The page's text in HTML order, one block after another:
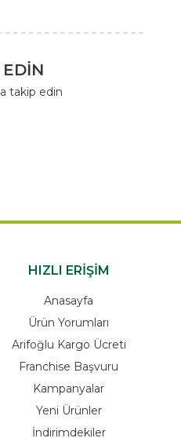
takip edin
HIZLI ERİŞİM
Anasayfa
Ürün Yorumları
Arifoğlu Kargo Ücreti
Franchise Başvuru
Kampanyalar
Yeni Ürünler
İndirimdekiler